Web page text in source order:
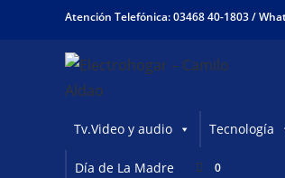
Atención Telefónica: 03468 40-1803 /
Tv.Video y audio Tecnología
Día de La Madre 0